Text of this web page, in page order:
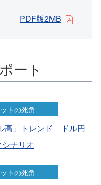
PDF版2MB
ート
トの死角
高」トレンド ドル円
ナリオ
トの死角